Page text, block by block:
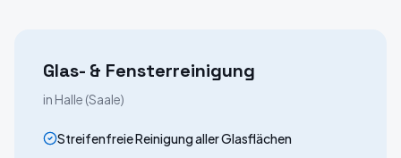
Glas- & Fensterreinigung
in Halle (Saale)
Streifenfreie Reinigung aller Glasflächen